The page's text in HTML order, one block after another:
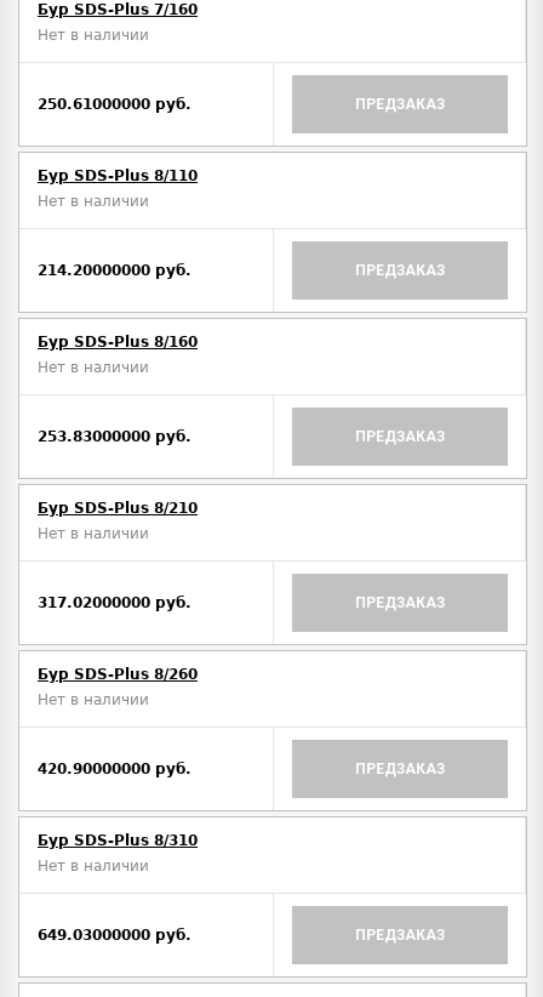
Бур SDS-Plus 7/160
Нет в наличии
250.61000000 руб. ПРЕДЗАКАЗ
Бур SDS-Plus 8/110
Нет в наличии
214.20000000 руб. ПРЕДЗАКАЗ
Бур SDS-Plus 8/160
Нет в наличии
253.83000000 руб. ПРЕДЗАКАЗ
Бур SDS-Plus 8/210
Нет в наличии
317.02000000 руб. ПРЕДЗАКАЗ
Бур SDS-Plus 8/260
Нет в наличии
420.90000000 руб. ПРЕДЗАКАЗ
Бур SDS-Plus 8/310
Нет в наличии
649.03000000 руб. ПРЕДЗАКАЗ